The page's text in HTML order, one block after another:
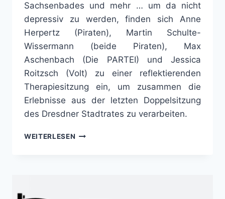
Sachsenbades und mehr … um da nicht
depressiv zu werden, finden sich Anne
Herpertz (Piraten), Martin Schulte-
Wissermann (beide Piraten), Max
Aschenbach (Die PARTEI) und Jessica
Roitzsch (Volt) zu einer reflektierenden
Therapiesitzung ein, um zusammen die
Erlebnisse aus der letzten Doppelsitzung
des Dresdner Stadtrates zu verarbeiten.
WEITERLESEN THERAPIESITZUNG